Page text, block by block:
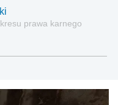
prawa karnego